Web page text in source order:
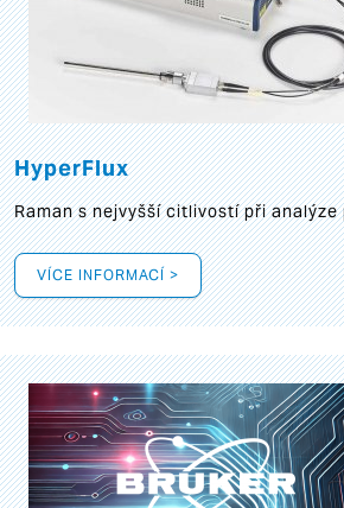
HyperFlux
Raman s nejvyšší citlivostí při analýze
VÍCE INFORMACÍ >